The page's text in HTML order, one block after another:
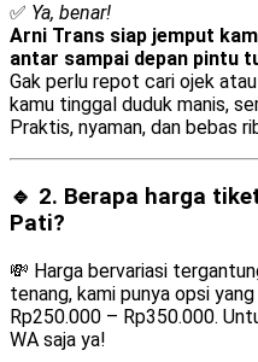
✅ Ya, benar!
Arni Trans siap jemput
antar sampai depan pintu
Gak perlu repot cari ojek
kamu tinggal duduk manis,
Praktis, nyaman, dan bebas
🔹 2. Berapa harga
Pati?
💸 Harga bervariasi
tenang, kami punya opsi yang
Rp250.000 – Rp350.000.
WA saja ya!